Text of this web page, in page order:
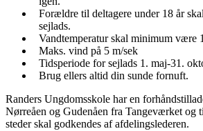
Forældre til deltagere under 18 år
sejlads.
Vandtemperatur skal minimum være
Maks. vind på 5 m/sek
Tidsperiode for sejlads 1. maj-31.
Brug ellers altid din sunde fornuft.
Randers Ungdomsskole har en
Nørreåen og Gudenåen fra Tangeværket og
steder skal godkendes af afdelingslederen.